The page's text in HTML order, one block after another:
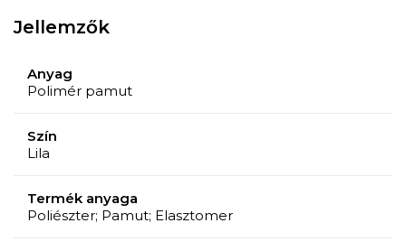
Jellemzők
Anyag
Polimér pamut
Szín
Lila
Termék anyaga
Poliészter; Pamut; Elasztomer